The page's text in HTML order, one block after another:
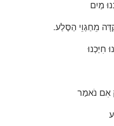
מַיִם
מֵחַגְוֵי הַסֶּלַע.
חִיַּכְנוּ
אִם נֹאמַר